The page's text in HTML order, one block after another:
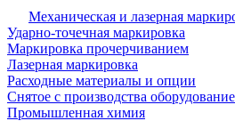
Механическая и лазерная
Ударно-точечная маркировка
Маркировка прочерчиванием
Лазерная маркировка
Расходные материалы и опции
Снятое с производства оборудование
Промышленная химия